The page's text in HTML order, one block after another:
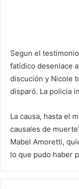
Segun el
fatídico desenlace
discución y Nicole
disparó. La policia
La causa, hasta el
causales de
Mabel Amoretti,
lo que pudo haber